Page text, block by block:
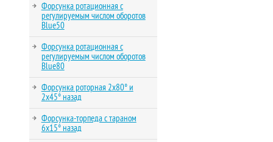
Форсунка ротационная с
регулируемым числом оборотов
Blue50
Форсунка ротационная с
регулируемым числом оборотов
Blue80
Форсунка роторная 2х80° и
2х45° назад
Форсунка-торпеда с тараном
6х15° назад